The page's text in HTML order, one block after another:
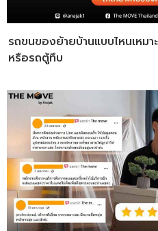
รถขนของย้ายบ้านแบบไหนเห
หรือรถตู้ทึบ